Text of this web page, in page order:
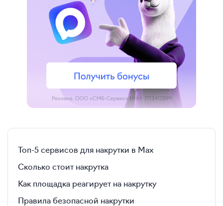
Топ-5 сервисов для накрутки в Max
Сколько стоит накрутка
Как площадка реагирует на накрутку
Правила безопасной накрутки